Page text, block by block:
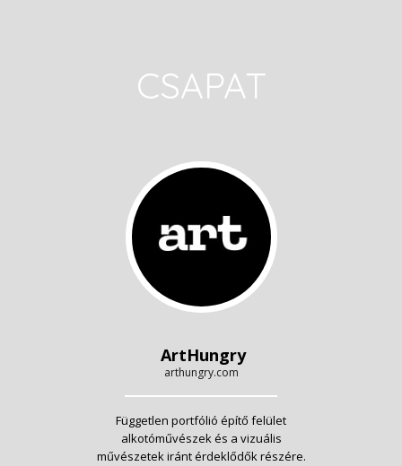
CSAPAT
ArtHungry
arthungry.com
Független portfólió építő felület
alkotóművészek és a vizuális
művészetek iránt érdeklődők részére.